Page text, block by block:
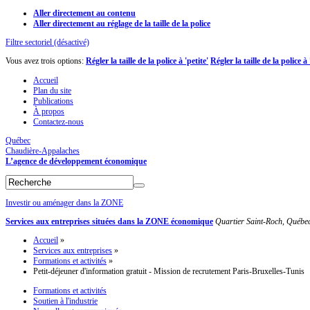
Aller directement au contenu
Aller directement au réglage de la taille de la police
Filtre sectoriel (désactivé)
Vous avez trois options: Régler la taille de la police à 'petite' Régler la taille de la police
Accueil
Plan du site
Publications
À propos
Contactez-nous
Québec
Chaudière-Appalaches
L’agence de développement économique
Investir ou aménager dans la ZONE
Services aux entreprises situées dans la ZONE économique Quartier Saint-Roch,
Accueil »
Services aux entreprises »
Formations et activités »
Petit-déjeuner d'information gratuit - Mission de recrutement Paris-Bruxelles-Tunis
Formations et activités
Soutien à l'industrie